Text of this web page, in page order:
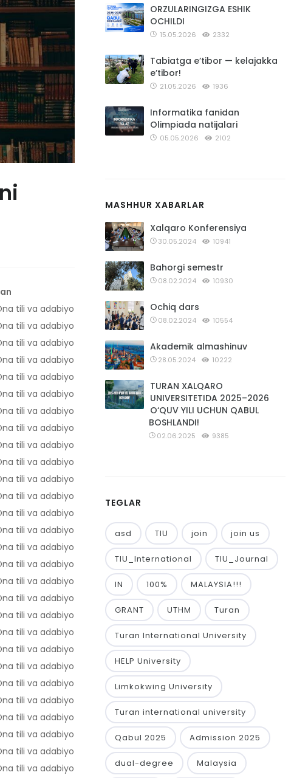
tili va adabiyot
tili va adabiyot
tili va adabiyot
tili va adabiyot
tili va adabiyot
tili va adabiyot
tili va adabiyot
tili va adabiyot
tili va adabiyot
tili va adabiyot
tili va adabiyot
tili va adabiyot
tili va adabiyot
tili va adabiyot
tili va adabiyot
tili va adabiyot
tili va adabiyot
tili va adabiyot
tili va adabiyot
tili va adabiyot
tili va adabiyot
tili va adabiyot
tili va adabiyot
tili va adabiyot
tili va adabiyot
tili va adabiyot
tili va adabiyot
tili va adabiyot
ORZULARINGIZGA ESHIK
OCHILDI
15.05.2026 2332
Tabiatga e’tibor — kelajakka
e’tibor!
21.05.2026 1936
Informatika fanidan
Olimpiada natijalari
05.05.2026 2102
MASHHUR XABARLAR
Xalqaro Konferensiya
30.05.2024 10941
Bahorgi semestr
08.02.2024 10930
Ochiq dars
08.02.2024 10554
Akademik almashinuv
28.05.2024 10222
TURAN XALQARO
UNIVERSITETIDA 2025–2026
O‘QUV YILI UCHUN QABUL
BOSHLANDI!
02.06.2025 9385
TEGLAR
asd TIU join join us
TIU_International TIU_Journal
IN 100% MALAYSIA!!!
GRANT UTHM Turan
Turan International University
HELP University
Limkokwing University
Turan international university
Qabul 2025 Admission 2025
dual-degree Malaysia